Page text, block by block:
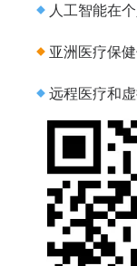
人工智能在
亚洲医疗保
远程医疗和